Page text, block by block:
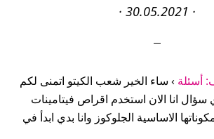
·
30.05.2021
·
أسئلة › ساء الخير شعب الكيتو اتمنى لكم
سؤال انا الان استخدم اقراص فيتامينات
الاساسية الجلوكوز وانا بدي ابدأ في